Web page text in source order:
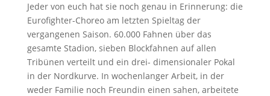
Jeder von euch hat sie noch genau in Erinnerung: die
Eurofighter-Choreo am letzten Spieltag der
vergangenen Saison. 60.000 Fahnen über das
gesamte Stadion, sieben Blockfahnen auf allen
Tribünen verteilt und ein drei- dimensionaler Pokal
in der Nordkurve. In wochenlanger Arbeit, in der
weder Familie noch Freundin einen sahen, arbeitete